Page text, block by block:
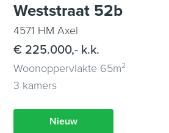
Weststraat 52b
4571 HM Axel
€ 225.000,- k.k.
Woonoppervlakte 65m²
3 kamers
Nieuw